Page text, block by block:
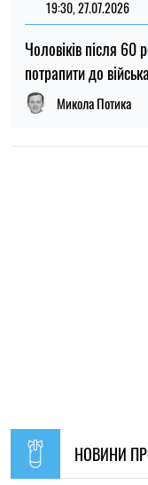
НОВИНИ
отримати виплату на
Ірина Де Люсто